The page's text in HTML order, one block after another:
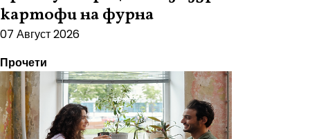
картофи на фурна
07 Август 2026
Прочети